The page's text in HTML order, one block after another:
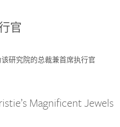
官
研究院的总裁兼首席执行官
Magnificent Jewels